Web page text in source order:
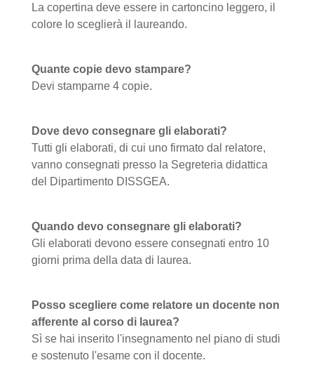
La copertina deve essere in cartoncino leggero, il
colore lo sceglierà il laureando.
Quante copie devo stampare?
Devi stamparne 4 copie.
Dove devo consegnare gli elaborati?
Tutti gli elaborati, di cui uno firmato dal relatore,
vanno consegnati presso la Segreteria didattica
del Dipartimento DISSGEA.
Quando devo consegnare gli elaborati?
Gli elaborati devono essere consegnati entro 10
giorni prima della data di laurea.
Posso scegliere come relatore un docente non
afferente al corso di laurea?
Sì se hai inserito l'insegnamento nel piano di studi
e sostenuto l'esame con il docente.